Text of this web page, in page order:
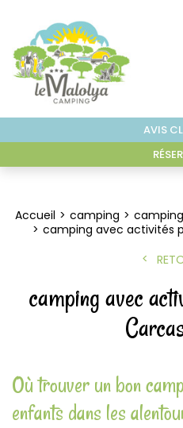
AVIS
Accueil camping
camping avec activités
camping avec
Où trouver un bon
enfants dans les